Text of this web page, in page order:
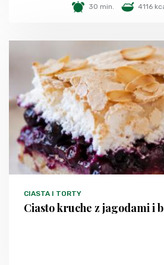
30 min. 4116
CIASTA I TORTY
Ciasto kruche z jagodami i